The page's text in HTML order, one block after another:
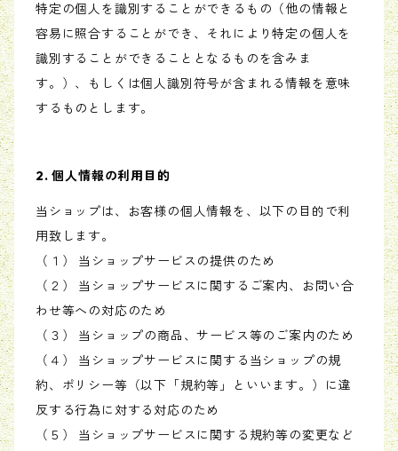
特定の個人を識別することができるもの（他の情報と
容易に照合することができ、それにより特定の個人を
識別することができることとなるものを含みま
す。）、もしくは個人識別符号が含まれる情報を意味
するものとします。
2. 個人情報の利用目的
当ショップは、お客様の個人情報を、以下の目的で利
用致します。
（１） 当ショップサービスの提供のため
（２） 当ショップサービスに関するご案内、お問い合
わせ等への対応のため
（３） 当ショップの商品、サービス等のご案内のため
（４） 当ショップサービスに関する当ショップの規
約、ポリシー等（以下「規約等」といいます。）に違
反する行為に対する対応のため
（５） 当ショップサービスに関する規約等の変更など